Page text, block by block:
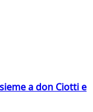
a don Ciotti e